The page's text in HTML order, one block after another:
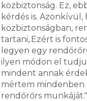
közbiztonság. Ez,
kérdés is.
közbiztonságban,
tartani,.Ezért is
legyen egy
ilyen módon el
mindent annak
mértem mindenben
rendőrőrs